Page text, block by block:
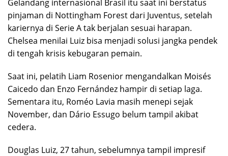
Gelandang internasional Brasil itu saat ini berstatus
pinjaman di Nottingham Forest dari Juventus, setelah
kariernya di Serie A tak berjalan sesuai harapan.
Chelsea menilai Luiz bisa menjadi solusi jangka pendek
di tengah krisis kebugaran pemain.
Saat ini, pelatih Liam Rosenior mengandalkan Moisés
Caicedo dan Enzo Fernández hampir di setiap laga.
Sementara itu, Roméo Lavia masih menepi sejak
November, dan Dário Essugo belum tampil akibat
cedera.
Douglas Luiz, 27 tahun, sebelumnya tampil impresif